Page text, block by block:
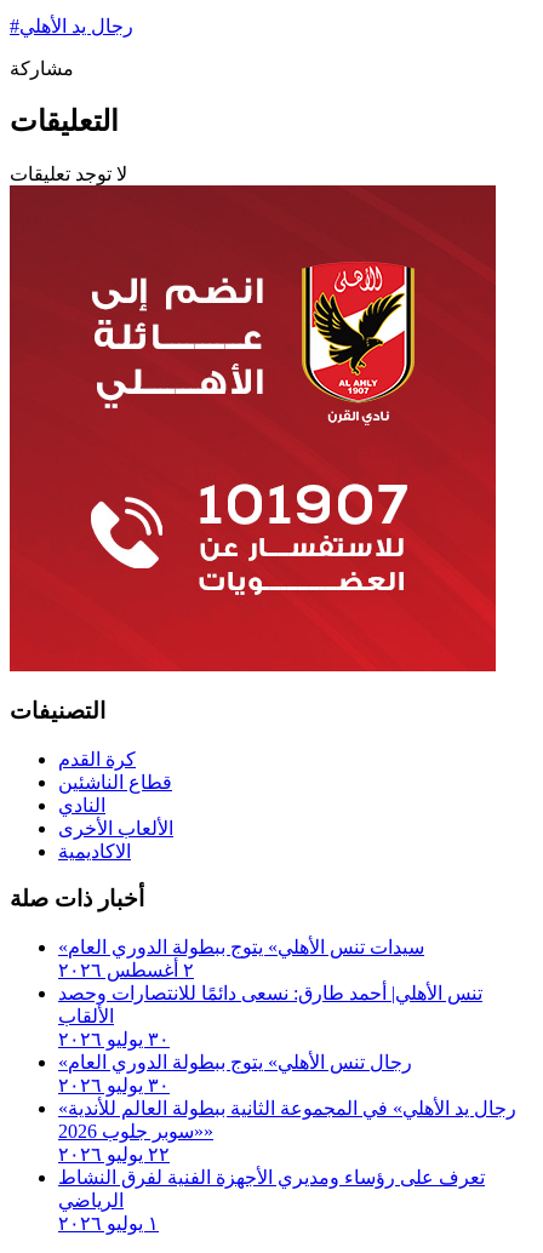
#رجال يد الأهلي
مشاركة
التعليقات
لا توجد تعليقات
التصنيفات
كرة القدم
قطاع الناشئين
النادي
الألعاب الأخرى
الاكاديمية
أخبار ذات صلة
«سيدات تنس الأهلي» يتوج ببطولة الدوري العام
٢ أغسطس ٢٠٢٦
تنس الأهلي| أحمد طارق: نسعى دائمًا للانتصارات وحصد
الألقاب
٣٠ يوليو ٢٠٢٦
«رجال تنس الأهلي» يتوج ببطولة الدوري العام
٣٠ يوليو ٢٠٢٦
«رجال يد الأهلي» في المجموعة الثانية ببطولة العالم للأندية
«سوبر جلوب 2026»
٢٢ يوليو ٢٠٢٦
تعرف على رؤساء ومديري الأجهزة الفنية لفرق النشاط
الرياضي
١ يوليو ٢٠٢٦